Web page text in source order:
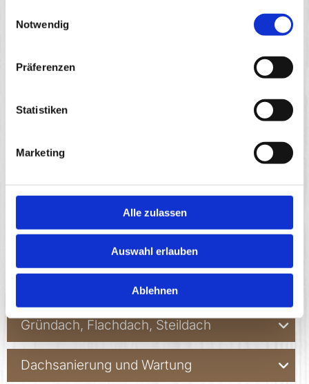
Notwendig
Präferenzen
Statistiken
Marketing
Alle zulassen
Auswahl erlauben
Ablehnen
Standards
Gründach, Flachdach, Steildach
Dachsanierung und Wartung